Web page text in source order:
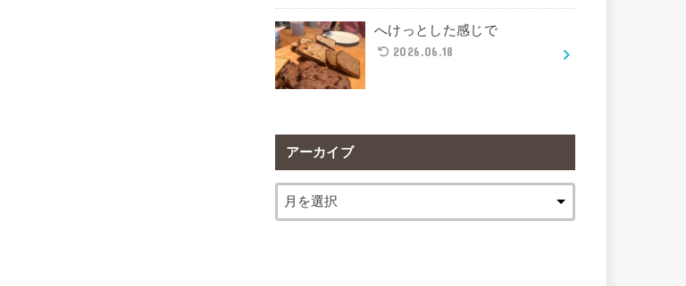
へけっとした感じで
2026.06.18
アーカイブ